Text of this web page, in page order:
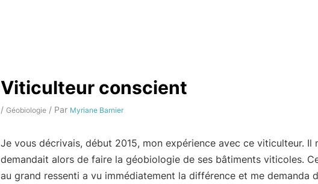
Viticulteur conscient
/ Géobiologie/ Par Myriane Barnier
Je vous décrivais, début 2015, mon expérience avec ce viticulteur. Il
demandait alors de faire la géobiologie de ses bâtiments viticoles.
au grand ressenti a vu immédiatement la différence et me demanda